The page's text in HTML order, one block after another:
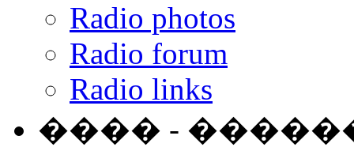
Radio photos
Radio forum
Radio links
���� -